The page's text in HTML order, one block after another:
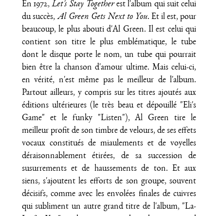
En 1972,Let's Stay Togetherest l'album qui suit celui
du succès, Al Green Gets Next to You. Et il est, pour
beaucoup, le plus abouti d'Al Green. Il est celui qui
contient son titre le plus emblématique, le tube
dont le disque porte le nom, un tube qui pourrait
bien être la chanson d'amour ultime. Mais celui-ci,
en vérité, n'est même pas le meilleur de l'album.
Partout ailleurs, y compris sur les titres ajoutés aux
éditions ultérieures (le très beau et dépouillé "Eli's
Game" et le funky "Listen"), Al Green tire le
meilleur profit de son timbre de velours, de ses effets
vocaux constitués de miaulements et de voyelles
déraisonnablement étirées, de sa succession de
susurrements et de haussements de ton. Et aux
siens, s'ajoutent les efforts de son groupe, souvent
décisifs, comme avec les envolées finales de cuivres
qui subliment un autre grand titre de l'album, "La-